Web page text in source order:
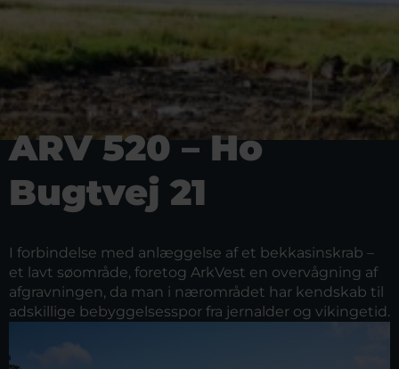
ARV 520 – Ho
Bugtvej 21
I forbindelse med anlæggelse af et bekkasinskrab –
et lavt søområde, foretog ArkVest en overvågning af
afgravningen, da man i nærområdet har kendskab til
adskillige bebyggelsesspor fra jernalder og vikingetid.